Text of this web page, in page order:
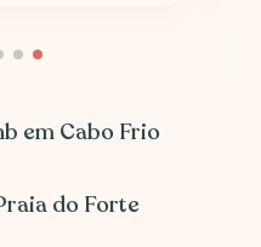
em Cabo Frio
do Forte